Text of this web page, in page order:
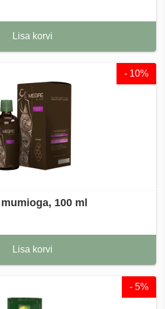
Lisa korvi
100 ml
- 10%
Lisa korvi
- 5%